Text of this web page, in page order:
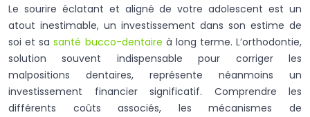
Le sourire éclatant et aligné de votre adolescent est un
atout inestimable, un investissement dans son estime de
soi et sasanté bucco-dentaire à long terme. L’orthodontie,
solution souvent indispensable pour corriger les
malpositions dentaires, représente néanmoins un
investissement financier significatif. Comprendre les
différents coûts associés, les mécanismes de